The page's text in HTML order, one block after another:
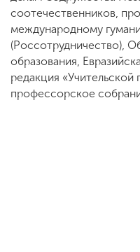
соотечественников,
международному
(Россотрудничество),
образования,
редакция «Учительской
профессорское